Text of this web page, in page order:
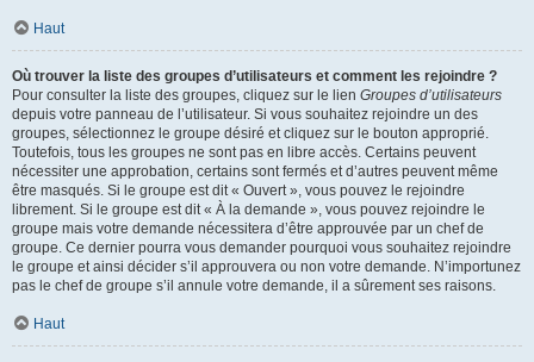
Haut
Où trouver la liste des groupes d’utilisateurs et comment les rejoindre ?
Pour consulter la liste des groupes, cliquez sur le lien Groupes d’utilisateurs
depuis votre panneau de l’utilisateur. Si vous souhaitez rejoindre un des
groupes, sélectionnez le groupe désiré et cliquez sur le bouton approprié.
Toutefois, tous les groupes ne sont pas en libre accès. Certains peuvent
nécessiter une approbation, certains sont fermés et d’autres peuvent même
être masqués. Si le groupe est dit « Ouvert », vous pouvez le rejoindre
librement. Si le groupe est dit « À la demande », vous pouvez rejoindre le
groupe mais votre demande nécessitera d’être approuvée par un chef de
groupe. Ce dernier pourra vous demander pourquoi vous souhaitez rejoindre
le groupe et ainsi décider s’il approuvera ou non votre demande. N’importunez
pas le chef de groupe s’il annule votre demande, il a sûrement ses raisons.
Haut